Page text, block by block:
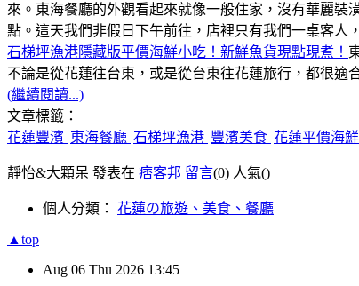
來。東海餐廳的外觀看起來就像一般住家，沒有華麗
點。這天我們非假日下午前往，店裡只有我們一桌客人
石梯坪漁港隱藏版平價海鮮小吃！新鮮魚貨現點現煮！
不論是從花蓮往台東，或是從台東往花蓮旅行，都很適
(繼續閱讀...)
文章標籤：
花蓮豐濱 東海餐廳 石梯坪漁港 豐濱美食 花蓮平價海鮮
靜怡&大顆呆 發表在 痞客邦 留言(0) 人氣()
個人分類： 花蓮の旅遊、美食、餐廳
▲top
Aug 06 Thu 2026 13:45